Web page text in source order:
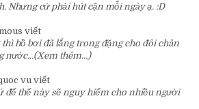
Nhưng cứ phải hút cặn mỗi ngày ạ. :D
viết
hồ bơi đã lắng trong đặng cho đôi chân
nước...(Xem thêm...)
vu viết
để thế này sẽ nguy hiểm cho nhiều người